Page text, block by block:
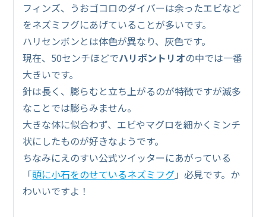
フィンズ、うおゴコロのダイバーは余ったエビなど
をネズミフグにあげていることが多いです。
ハリセンボンとは体色が異なり、灰色です。
現在、50センチほどでハリボントリオの中では一番
大きいです。
針は長く、膨らむと立ち上がるのが特徴ですが滅多
なことでは膨らみません。
大きな体に似合わず、エビやマグロを細かくミンチ
状にしたものが好きなようです。
ちなみにえのすい公式ツイッターにあがっている
「頭に小石をのせているネズミフグ」必見です。か
わいいですよ！